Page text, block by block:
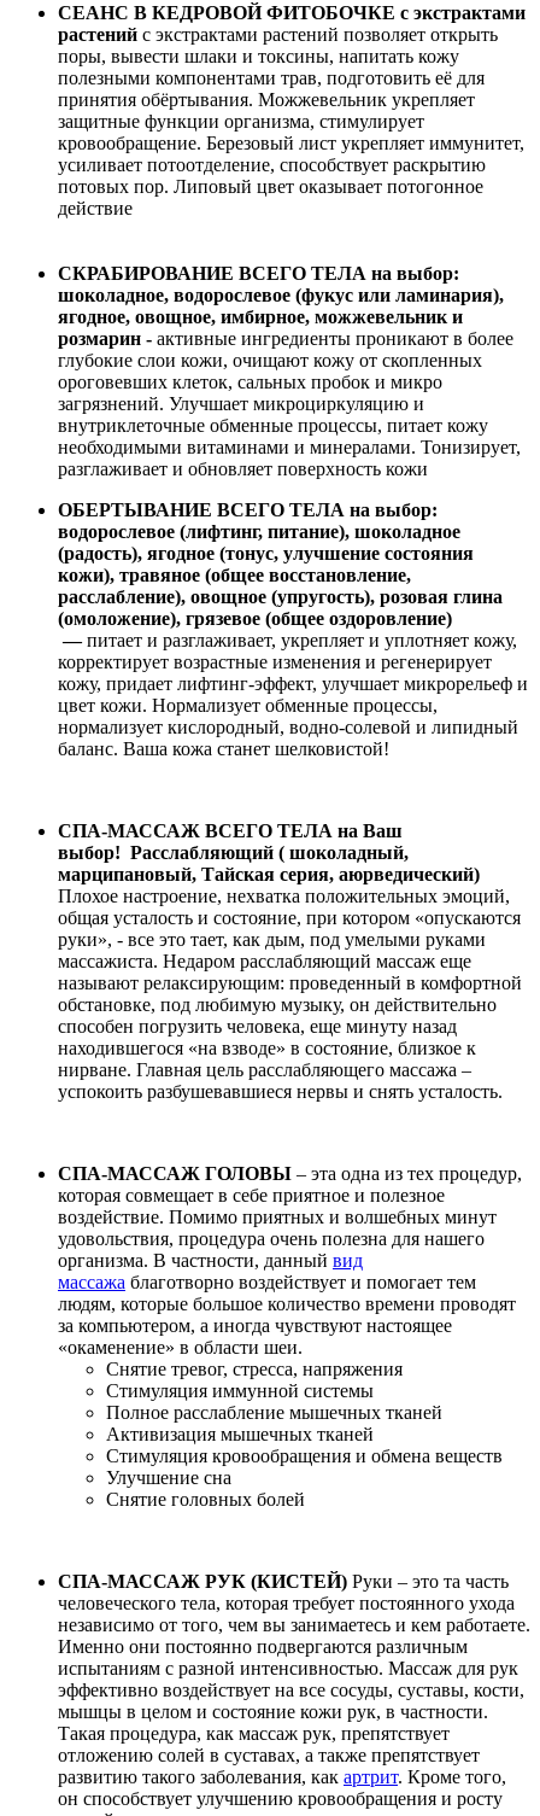
СЕАНС В КЕДРОВОЙ ФИТОБОЧКЕ с экстрактами
растений с экстрактами растений позволяет открыть
поры, вывести шлаки и токсины, напитать кожу
полезными компонентами трав, подготовить её для
принятия обёртывания. Можжевельник укрепляет
защитные функции организма, стимулирует
кровообращение. Березовый лист укрепляет иммунитет,
усиливает потоотделение, способствует раскрытию
потовых пор. Липовый цвет оказывает потогонное
действие
СКРАБИРОВАНИЕ ВСЕГО ТЕЛА на выбор:
шоколадное, водорослевое (фукус или ламинария),
ягодное, овощное, имбирное, можжевельник и
розмарин - активные ингредиенты проникают в более
глубокие слои кожи, очищают кожу от скопленных
ороговевших клеток, сальных пробок и микро
загрязнений. Улучшает микроциркуляцию и
внутриклеточные обменные процессы, питает кожу
необходимыми витаминами и минералами. Тонизирует,
разглаживает и обновляет поверхность кожи
ОБЕРТЫВАНИЕ ВСЕГО ТЕЛА на выбор:
водорослевое (лифтинг, питание), шоколадное
(радость), ягодное (тонус, улучшение состояния
кожи), травяное (общее восстановление,
расслабление), овощное (упругость), розовая глина
(омоложение), грязевое (общее оздоровление)
—питает и разглаживает, укрепляет и уплотняет кожу,
корректирует возрастные изменения и регенерирует
кожу, придает лифтинг-эффект, улучшает микрорельеф и
цвет кожи. Нормализует обменные процессы,
нормализует кислородный, водно-солевой и липидный
баланс. Ваша кожа станет шелковистой!
СПА-МАССАЖ ВСЕГО ТЕЛА на Ваш
выбор! Расслабляющий ( шоколадный,
марципановый, Тайская серия, аюрведический)
Плохое настроение, нехватка положительных эмоций,
общая усталость и состояние, при котором «опускаются
руки», - все это тает, как дым, под умелыми руками
массажиста. Недаром расслабляющий массаж еще
называют релаксирующим: проведенный в комфортной
обстановке, под любимую музыку, он действительно
способен погрузить человека, еще минуту назад
находившегося «на взводе» в состояние, близкое к
нирване. Главная цель расслабляющего массажа –
успокоить разбушевавшиеся нервы и снять усталость.
СПА-МАССАЖ ГОЛОВЫ – эта одна из тех процедур,
которая совмещает в себе приятное и полезное
воздействие. Помимо приятных и волшебных минут
удовольствия, процедура очень полезна для нашего
организма. В частности, данный вид
массажа благотворно воздействует и помогает тем
людям, которые большое количество времени проводят
за компьютером, а иногда чувствуют настоящее
«окаменение» в области шеи.
Снятие тревог, стресса, напряжения
Стимуляция иммунной системы
Полное расслабление мышечных тканей
Активизация мышечных тканей
Стимуляция кровообращения и обмена веществ
Улучшение сна
Снятие головных болей
СПА-МАССАЖ РУК (КИСТЕЙ) Руки – это та часть
человеческого тела, которая требует постоянного ухода
независимо от того, чем вы занимаетесь и кем работаете.
Именно они постоянно подвергаются различным
испытаниям с разной интенсивностью. Массаж для рук
эффективно воздействует на все сосуды, суставы, кости,
мышцы в целом и состояние кожи рук, в частности.
Такая процедура, как массаж рук, препятствует
отложению солей в суставах, а также препятствует
развитию такого заболевания, как артрит. Кроме того,
он способствует улучшению кровообращения и росту